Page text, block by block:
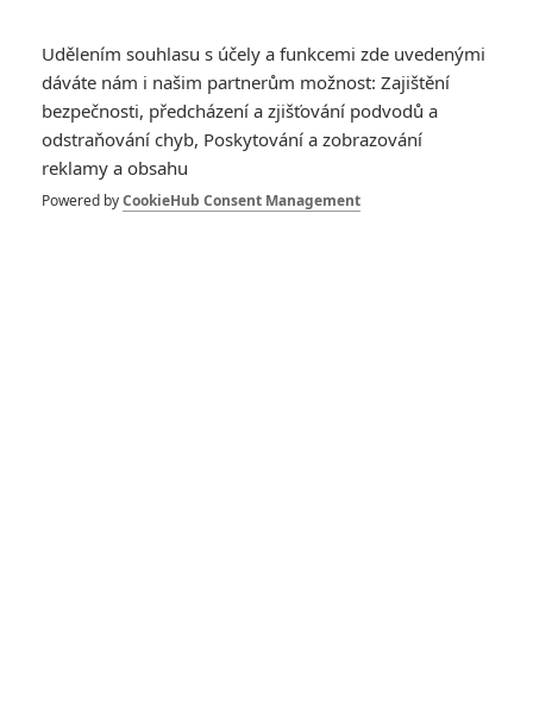
Zůstat přihlášen
Udělením souhlasu s účely a funkcemi zde uvedenými
dáváte nám i našim partnerům možnost: Zajištění
bezpečnosti, předcházení a zjišťování podvodů a
odstraňování chyb, Poskytování a zobrazování
reklamy a obsahu
Powered byCookieHub Consent Management